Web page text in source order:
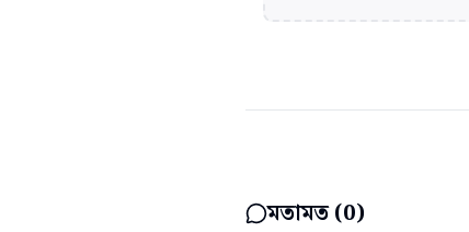
মতামত (0)